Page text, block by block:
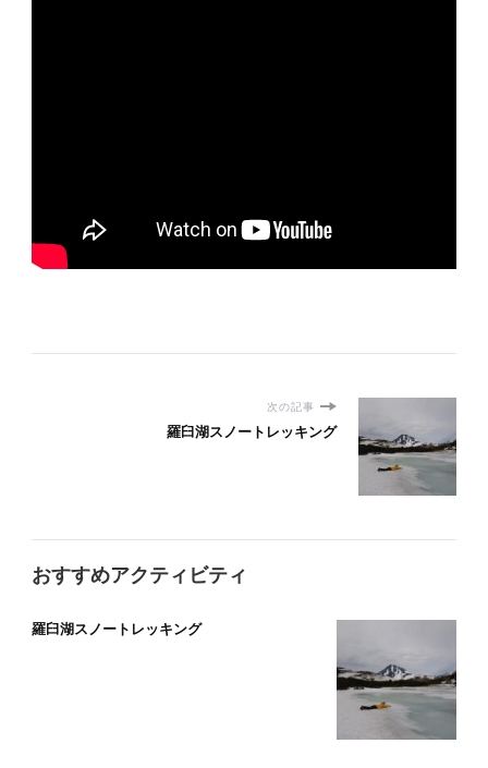
次の記事
羅臼湖スノートレッキング
おすすめアクティビティ
羅臼湖スノートレッキング